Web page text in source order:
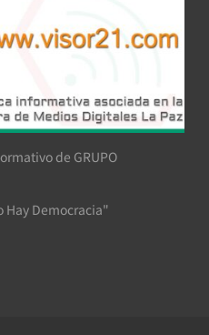
de GRUPO
Hay Democracia"